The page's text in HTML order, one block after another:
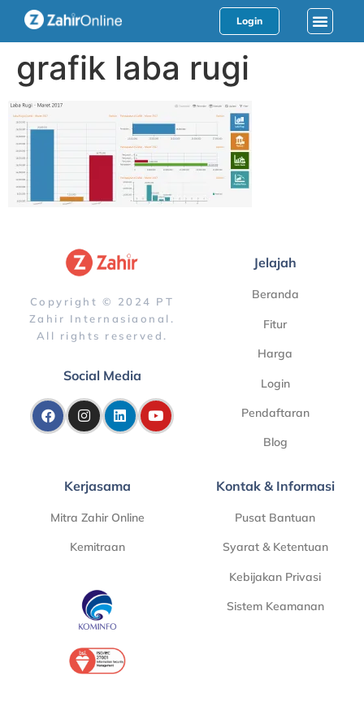
Login
grafik laba rugi
Copyright © 2024 PT
Zahir Internasiaonal.
All rights reserved.
Social Media
Jelajah
Beranda
Fitur
Harga
Login
Pendaftaran
Blog
Kerjasama
Mitra Zahir Online
Kemitraan
Kontak & Informasi
Pusat Bantuan
Syarat & Ketentuan
Kebijakan Privasi
Sistem Keamanan